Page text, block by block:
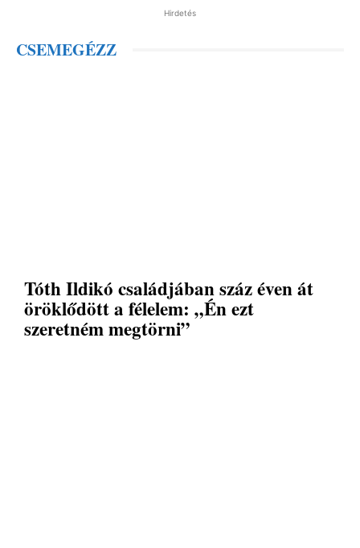
Hirdetés
CSEMEGÉZZ
Tóth Ildikó családjában száz éven át
öröklődött a félelem: „Én ezt
szeretném megtörni”